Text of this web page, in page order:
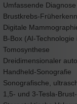
Umfassende
Brustkrebs-
Digitale
B-Box (AI-
Tomosynthese
Dreidimensionaler
Handheld-Sonografie
Sonografische,
1,5- und 3-Tesla-